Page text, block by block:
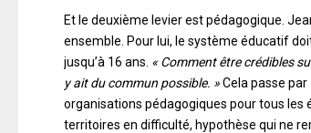
Et le deuxième levier est pédagogique.
ensemble. Pour lui, le système éducatif
jusqu’à 16 ans. « Comment être crédibles
y ait du commun possible. »Cela passe par
organisations pédagogiques pour tous les
territoires en difficulté, hypothèse qui ne